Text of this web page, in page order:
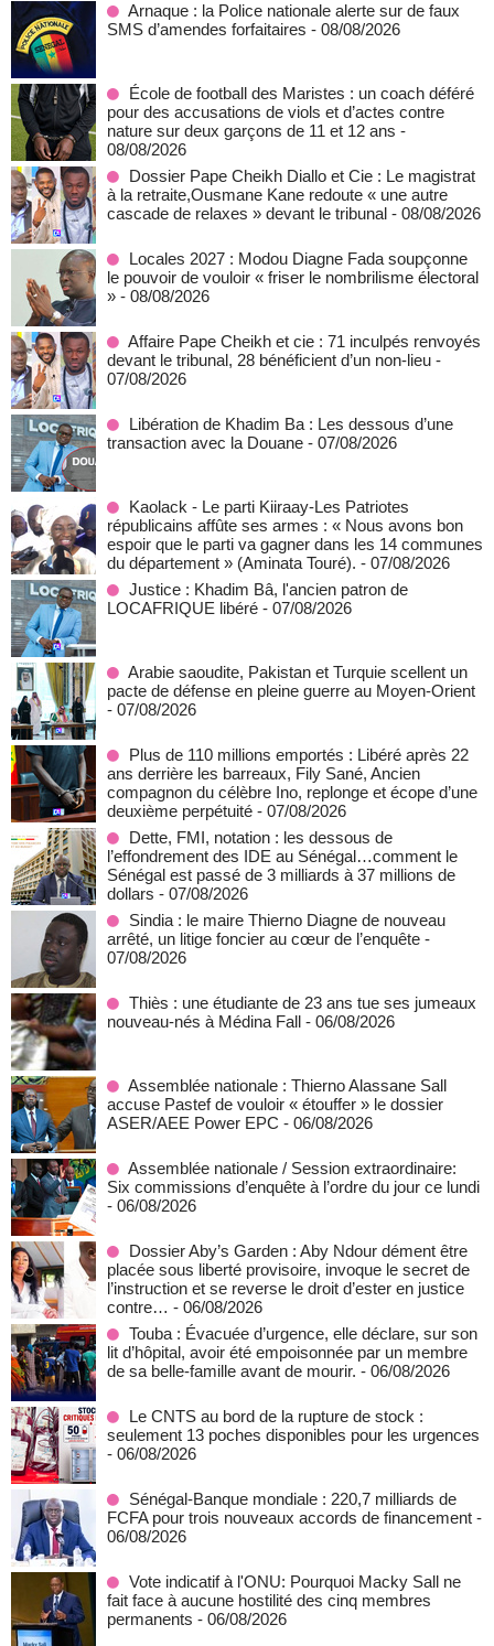
Arnaque : la Police nationale alerte sur de faux
SMS d’amendes forfaitaires - 08/08/2026
École de football des Maristes : un coach déféré
pour des accusations de viols et d’actes contre
nature sur deux garçons de 11 et 12 ans -
08/08/2026
Dossier Pape Cheikh Diallo et Cie : Le magistrat
à la retraite,Ousmane Kane redoute « une autre
cascade de relaxes » devant le tribunal - 08/08/2026
Locales 2027 : Modou Diagne Fada soupçonne
le pouvoir de vouloir « friser le nombrilisme électoral
» - 08/08/2026
Affaire Pape Cheikh et cie : 71 inculpés renvoyés
devant le tribunal, 28 bénéficient d’un non-lieu -
07/08/2026
Libération de Khadim Ba : Les dessous d’une
transaction avec la Douane - 07/08/2026
Kaolack - Le parti Kiiraay-Les Patriotes
républicains affûte ses armes : « Nous avons bon
espoir que le parti va gagner dans les 14 communes
du département » (Aminata Touré). - 07/08/2026
Justice : Khadim Bâ, l'ancien patron de
LOCAFRIQUE libéré - 07/08/2026
Arabie saoudite, Pakistan et Turquie scellent un
pacte de défense en pleine guerre au Moyen-Orient
- 07/08/2026
Plus de 110 millions emportés : Libéré après 22
ans derrière les barreaux, Fily Sané, Ancien
compagnon du célèbre Ino, replonge et écope d’une
deuxième perpétuité - 07/08/2026
Dette, FMI, notation : les dessous de
l’effondrement des IDE au Sénégal…comment le
Sénégal est passé de 3 milliards à 37 millions de
dollars - 07/08/2026
Sindia : le maire Thierno Diagne de nouveau
arrêté, un litige foncier au cœur de l’enquête -
07/08/2026
Thiès : une étudiante de 23 ans tue ses jumeaux
nouveau-nés à Médina Fall - 06/08/2026
Assemblée nationale : Thierno Alassane Sall
accuse Pastef de vouloir « étouffer » le dossier
ASER/AEE Power EPC - 06/08/2026
Assemblée nationale / Session extraordinaire:
Six commissions d’enquête à l’ordre du jour ce lundi
- 06/08/2026
Dossier Aby’s Garden : Aby Ndour dément être
placée sous liberté provisoire, invoque le secret de
l’instruction et se reverse le droit d’ester en justice
contre… - 06/08/2026
Touba : Évacuée d’urgence, elle déclare, sur son
lit d’hôpital, avoir été empoisonnée par un membre
de sa belle-famille avant de mourir. - 06/08/2026
Le CNTS au bord de la rupture de stock :
seulement 13 poches disponibles pour les urgences
- 06/08/2026
Sénégal-Banque mondiale : 220,7 milliards de
FCFA pour trois nouveaux accords de financement -
06/08/2026
Vote indicatif à l'ONU: Pourquoi Macky Sall ne
fait face à aucune hostilité des cinq membres
permanents - 06/08/2026